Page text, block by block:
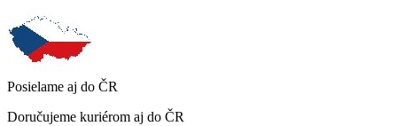
Posielame aj do ČR
Doručujeme kuriérom aj do ČR